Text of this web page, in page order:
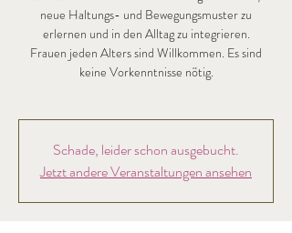
neue Haltungs- und Bewegungsmuster zu
erlernen und in den Alltag zu integrieren.
Frauen jeden Alters sind Willkommen. Es sind
keine Vorkenntnisse nötig.
Schade, leider schon ausgebucht.
Jetzt andere Veranstaltungen ansehen